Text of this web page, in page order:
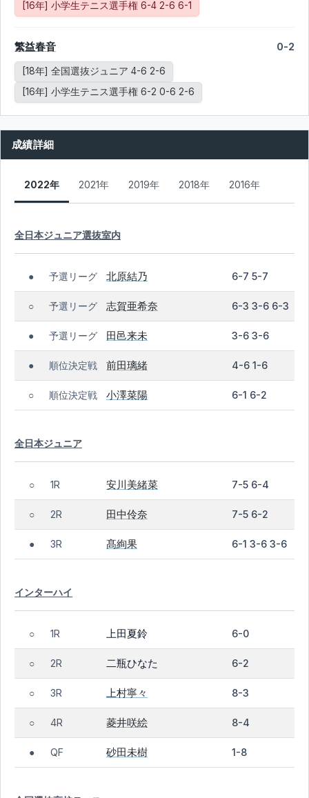
[16年] 小学生テニス選手権 6-4 2-6 6-1
繁益春音 0-2
[18年] 全国選抜ジュニア 4-6 2-6
[16年] 小学生テニス選手権 6-2 0-6 2-6
成績詳細
2022年 2021年 2019年 2018年 2016年
全日本ジュニア選抜室内
● 予選リーグ 北原結乃 6-7 5-7
○ 予選リーグ 志賀亜希奈 6-3 3-6 6-3
● 予選リーグ 田邑来未 3-6 3-6
● 順位決定戦 前田璃緒 4-6 1-6
○ 順位決定戦 小澤菜陽 6-1 6-2
全日本ジュニア
○ 1R 安川美緒菜 7-5 6-4
○ 2R 田中伶奈 7-5 6-2
● 3R 髙絢果 6-1 3-6 3-6
インターハイ
○ 1R 上田夏鈴 6-0
○ 2R 二瓶ひなた 6-2
○ 3R 上村寧々 8-3
○ 4R 菱井咲絵 8-4
● QF 砂田未樹 1-8